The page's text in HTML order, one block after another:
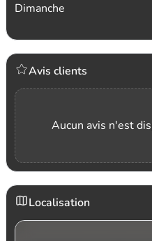
Dimanche
Avis clients
Aucun avis n'est
Localisation